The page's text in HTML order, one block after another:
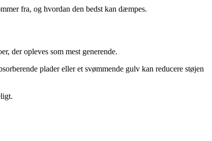
fra, og hvordan den bedst kan dæmpes.
der opleves som mest generende.
plader eller et svømmende gulv kan reducere støjen